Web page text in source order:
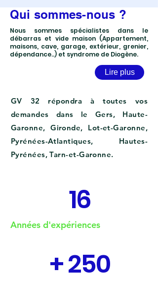
Qui sommes-nous ?
Nous sommes spécialistes dans le
débarras et vide maison (Appartement,
maisons, cave, garage, extérieur, grenier,
dépendance..) et syndrome de Diogène.
Lire plus
GV 32 répondra à toutes vos
demandes dans le Gers, Haute-
Garonne, Gironde, Lot-et-Garonne,
Pyrénées-Atlantiques, Hautes-
Pyrénées, Tarn-et-Garonne.
16
Années d'expériences
+ 250